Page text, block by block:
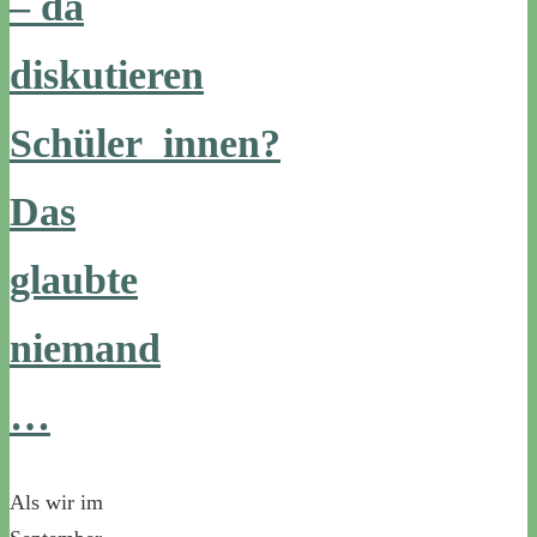
diskutieren
Schüler_innen?
Das
glaubte
niemand
…
Als wir im